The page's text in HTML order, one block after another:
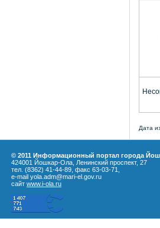
Дата
© 2011 Информационный портал города
424001 Йошкар-Ола, Ленинский проспект, 27
тел. (8362) 41-44-89, факс 63-03-71,
e-mail yola.adm@mari-el.gov.ru
сайт www.i-ola.ru